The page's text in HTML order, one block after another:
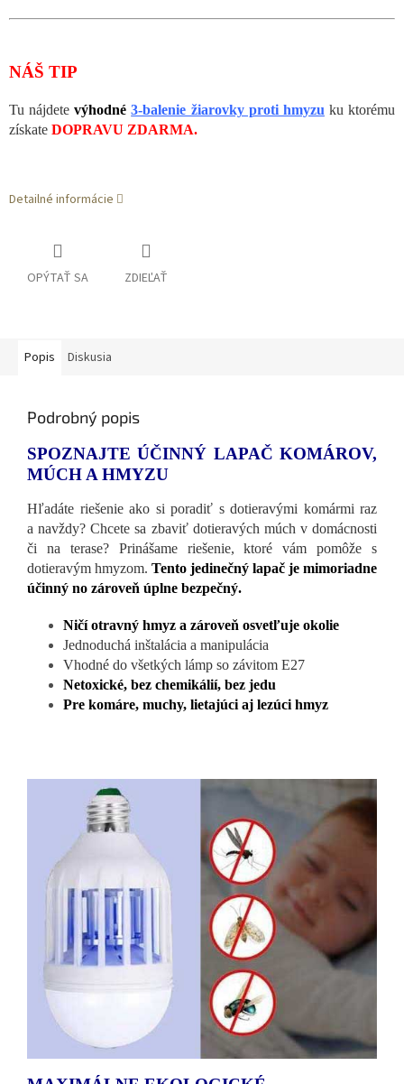
NÁŠ TIP
Tu nájdetevýhodné 3-balenie žiarovky proti hmyzu ku ktorému
získate DOPRAVU ZDARMA.
Detailné informácie
OPÝTAŤ SA ZDIEĽAŤ
Popis Diskusia
Podrobný popis
SPOZNAJTE ÚČINNÝ LAPAČ KOMÁROV,
MÚCH A HMYZU
Hľadáte riešenie ako si poradiť s dotieravými komármi raz
a navždy? Chcete sa zbaviť dotieravých múch v domácnosti
či na terase? Prinášame riešenie, ktoré vám pomôže s
dotieravým hmyzom. Tento jedinečný lapač je mimoriadne
účinný no zároveň úplne bezpečný.
Ničí otravný hmyz a zároveň osvetľuje okolie
Jednoduchá inštalácia a manipulácia
Vhodné do všetkých lámp so závitom E27
Netoxické, bez chemikálií, bez jedu
Pre komáre, muchy, lietajúci aj lezúci hmyz